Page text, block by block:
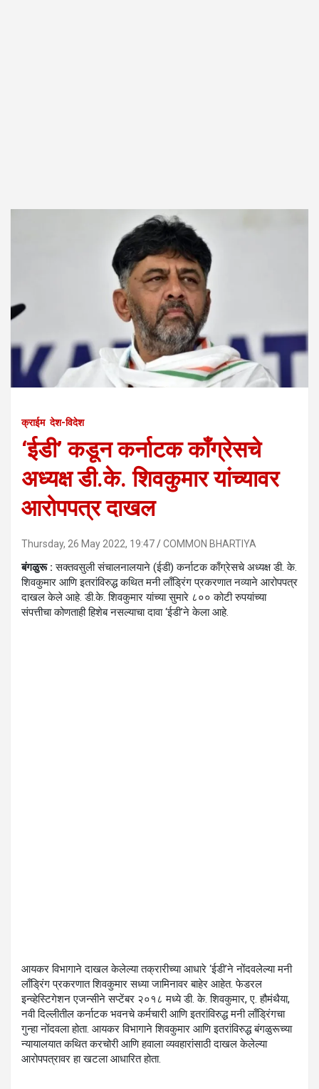
क्राईम देश-विदेश
‘ईडी’ कडून कर्नाटक काँग्रेसचे
अध्यक्ष डी.के. शिवकुमार यांच्यावर
आरोपपत्र दाखल
Thursday, 26 May 2022, 19:47 COMMON BHARTIYA
बंगळुरू : सक्तवसुली संचालनालयाने (ईडी) कर्नाटक काँग्रेसचे अध्यक्ष डी. के.
शिवकुमार आणि इतरांविरुद्ध कथित मनी लाँड्रिंग प्रकरणात नव्याने आरोपपत्र
दाखल केले आहे. डी.के. शिवकुमार यांच्या सुमारे ८०० कोटी रुपयांच्या
संपत्तीचा कोणताही हिशेब नसल्याचा दावा ‘ईडी’ने केला आहे.
आयकर विभागाने दाखल केलेल्या तक्रारीच्या आधारे ‘ईडी’ने नोंदवलेल्या मनी
लाँड्रिंग प्रकरणात शिवकुमार सध्या जामिनावर बाहेर आहेत. फेडरल
इन्व्हेस्टिगेशन एजन्सीने सप्टेंबर २०१८ मध्ये डी. के. शिवकुमार, ए. हौमंथैया,
नवी दिल्लीतील कर्नाटक भवनचे कर्मचारी आणि इतरांविरुद्ध मनी लाँड्रिंगचा
गुन्हा नोंदवला होता. आयकर विभागाने शिवकुमार आणि इतरांविरुद्ध बंगळुरूच्या
न्यायालयात कथित करचोरी आणि हवाला व्यवहारांसाठी दाखल केलेल्या
आरोपपत्रावर हा खटला आधारित होता.